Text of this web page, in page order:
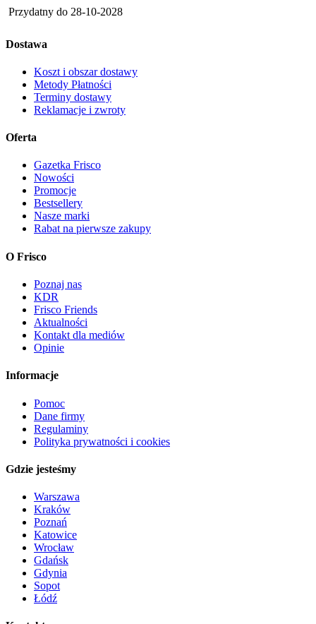
Przydatny do 28-10-2028
Dostawa
Koszt i obszar dostawy
Metody Płatności
Terminy dostawy
Reklamacje i zwroty
Oferta
Gazetka Frisco
Nowości
Promocje
Bestsellery
Nasze marki
Rabat na pierwsze zakupy
O Frisco
Poznaj nas
KDR
Frisco Friends
Aktualności
Kontakt dla mediów
Opinie
Informacje
Pomoc
Dane firmy
Regulaminy
Polityka prywatności i cookies
Gdzie jesteśmy
Warszawa
Kraków
Poznań
Katowice
Wrocław
Gdańsk
Gdynia
Sopot
Łódź